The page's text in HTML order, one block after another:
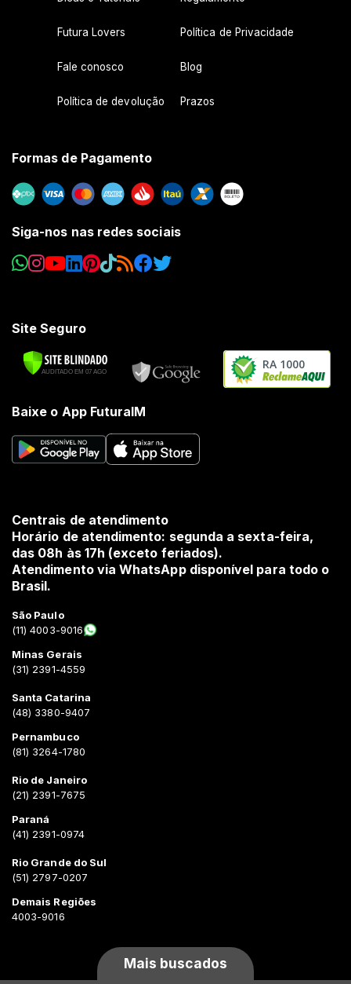
Futura Lovers Política de Privacidade
Fale conosco Blog
Política de devolução Prazos
Formas de Pagamento
Siga-nos nas redes sociais
Site Seguro
RA 1000
Baixe o App FuturaIM
Centrais de atendimento
Horário de atendimento: segunda a sexta-feira,
das 08h às 17h (exceto feriados).
Atendimento via WhatsApp disponível para todo o
Brasil.
São Paulo
(11) 4003-9016
Minas Gerais
(31) 2391-4559
Santa Catarina
(48) 3380-9407
Pernambuco
(81) 3264-1780
Rio de Janeiro
(21) 2391-7675
Paraná
(41) 2391-0974
Rio Grande do Sul
(51) 2797-0207
Demais Regiões
4003-9016
Mais buscados